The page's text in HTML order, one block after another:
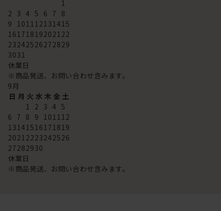
1
2 3 4 5 6 7 8
9 101112131415
16171819202122
23242526272829
3031
休業日
※商品発送、お問い合わせ含みます。
9月
日 月 火 水 木 金 土
1 2 3 4 5
6 7 8 9 101112
13141516171819
20212223242526
27282930
休業日
※商品発送、お問い合わせ含みます。